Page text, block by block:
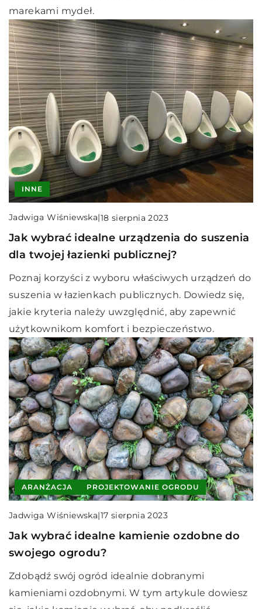
marekami mydeł.
INNE
Jadwiga Wiśniewska|18 sierpnia 2023
Jak wybrać idealne urządzenia do suszenia
dla twojej łazienki publicznej?
Poznaj korzyści z wyboru właściwych urządzeń do
suszenia w łazienkach publicznych. Dowiedz się,
jakie kryteria należy uwzględnić, aby zapewnić
użytkownikom komfort i bezpieczeństwo.
ARANŻACJA PROJEKTOWANIE OGRODU
Jadwiga Wiśniewska|17 sierpnia 2023
Jak wybrać idealne kamienie ozdobne do
swojego ogrodu?
Zdobądź swój ogród idealnie dobranymi
kamieniami ozdobnymi. W tym artykule dowiesz